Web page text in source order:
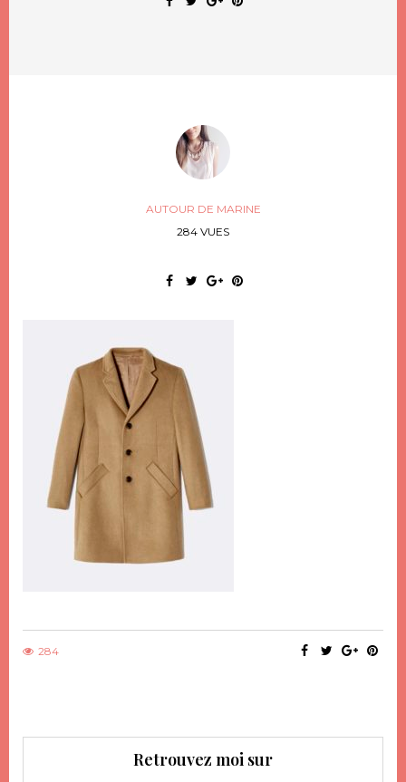
AUTOUR DE MARINE
284 VUES
284
Retrouvez moi sur